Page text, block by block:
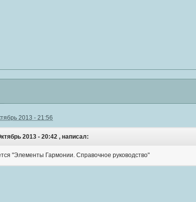
2013 - 21:56
2013 - 20:42 , написал:
"Элементы Гармонии. Справочное руководство"